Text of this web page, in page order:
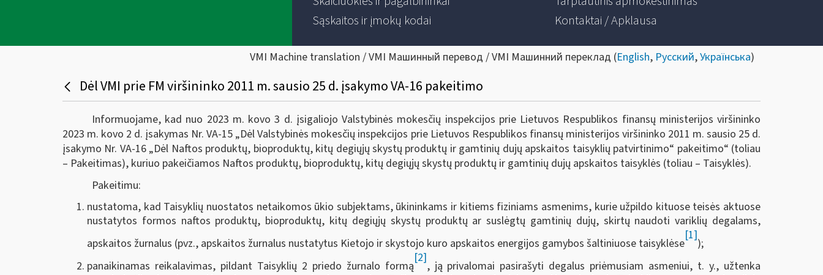
Sąskaitos ir įmokų kodai
Kontaktai / Apklausa
VMI Machine translation / VMI Машинный перевод / VMI Машинний переклад (English, Русский,Українська)
Dėl VMI prie FM viršininko 2011 m. sausio 25 d. įsakymo VA-16 pakeitimo
Informuojame, kad nuo 2023 m. kovo 3 d. įsigaliojo Valstybinės mokesčių inspekcijos prie Lietuvos Respublikos finansų ministerijos viršininko
2023 m. kovo 2 d. įsakymas Nr. VA-15 „Dėl Valstybinės mokesčių inspekcijos prie Lietuvos Respublikos finansų ministerijos viršininko 2011 m. sausio 25 d.
įsakymo Nr. VA-16 „Dėl Naftos produktų, bioproduktų, kitų degiųjų skystų produktų ir gamtinių dujų apskaitos taisyklių patvirtinimo“ pakeitimo“ (toliau
– Pakeitimas), kuriuo pakeičiamos Naftos produktų, bioproduktų, kitų degiųjų skystų produktų ir gamtinių dujų apskaitos taisyklės (toliau – Taisyklės).
Pakeitimu:
nustatoma, kad Taisyklių nuostatos netaikomos ūkio subjektams, ūkininkams ir kitiems fiziniams asmenims, kurie užpildo kituose teisės aktuose
nustatytos formos naftos produktų, bioproduktų, kitų degiųjų skystų produktų ar suslėgtų gamtinių dujų, skirtų naudoti variklių degalams,
apskaitos žurnalus (pvz., apskaitos žurnalus nustatytus Kietojo ir skystojo kuro apskaitos energijos gamybos šaltiniuose taisyklėse
[1]
);
panaikinamas reikalavimas, pildant Taisyklių 2 priedo žurnalo formą
[2]
, ją privalomai pasirašyti degalus priėmusiam asmeniui, t. y., užtenka